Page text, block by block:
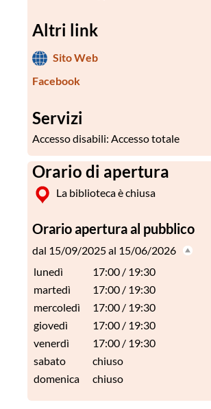
Altri link
Sito Web
Facebook
Servizi
Accesso disabili: Accesso totale
Orario di apertura
La biblioteca è chiusa
Orario apertura al pubblico
dal 15/09/2025 al 15/06/2026
lunedì
17:00 / 19:30
martedì
17:00 / 19:30
mercoledì
17:00 / 19:30
giovedì
17:00 / 19:30
venerdì
17:00 / 19:30
sabato
chiuso
domenica
chiuso